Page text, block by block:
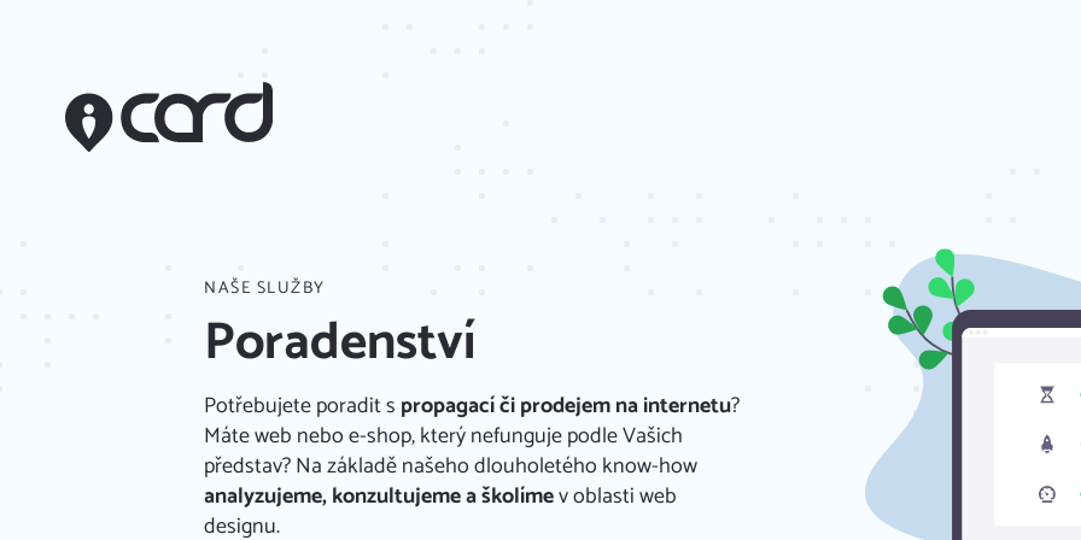
NAŠE SLUŽBY
Poradenství
Potřebujete poradit s propagací či prodejem na internetu?
Máte web nebo e-shop, který nefunguje podle Vašich
představ? Na základě našeho dlouholetého know-how
analyzujeme, konzultujeme a školímev oblasti web
designu.